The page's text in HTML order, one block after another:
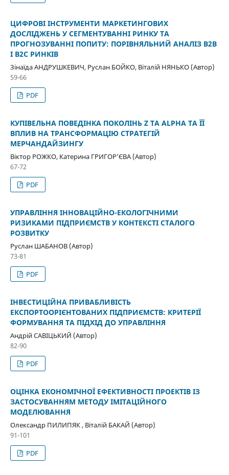
ЦИФРОВІ ІНСТРУМЕНТИ МАРКЕТИНГОВИХ
ДОСЛІДЖЕНЬ У СЕГМЕНТУВАННІ РИНКУ ТА
ПРОГНОЗУВАННІ ПОПИТУ: ПОРІВНЯЛЬНИЙ АНАЛІЗ B2B
І B2C РИНКІВ
Зінаїда АНДРУШКЕВИЧ, Руслан БОЙКО, Віталій НЯНЬКО (Автор)
59-66
PDF
КУПІВЕЛЬНА ПОВЕДІНКА ПОКОЛІНЬ Z ТА ALPHA ТА ЇЇ
ВПЛИВ НА ТРАНСФОРМАЦІЮ СТРАТЕГІЙ
МЕРЧАНДАЙЗИНГУ
Віктор РОЖКО, Катерина ГРИГОРʼЄВА (Автор)
67-72
PDF
УПРАВЛІННЯ ІННОВАЦІЙНО-ЕКОЛОГІЧНИМИ
РИЗИКАМИ ПІДПРИЄМСТВ У КОНТЕКСТІ СТАЛОГО
РОЗВИТКУ
Руслан ШАБАНОВ (Автор)
73-81
PDF
ІНВЕСТИЦІЙНА ПРИВАБЛИВІСТЬ
ЕКСПОРТООРІЄНТОВАНИХ ПІДПРИЄМСТВ: КРИТЕРІЇ
ФОРМУВАННЯ ТА ПІДХІД ДО УПРАВЛІННЯ
Андрій САВІЦЬКИЙ (Автор)
82-90
PDF
ОЦІНКА ЕКОНОМІЧНОЇ ЕФЕКТИВНОСТІ ПРОЕКТІВ ІЗ
ЗАСТОСУВАННЯМ МЕТОДУ ІМІТАЦІЙНОГО
МОДЕЛЮВАННЯ
Олександр ПИЛИПЯК , Віталій БАКАЙ (Автор)
91-101
PDF